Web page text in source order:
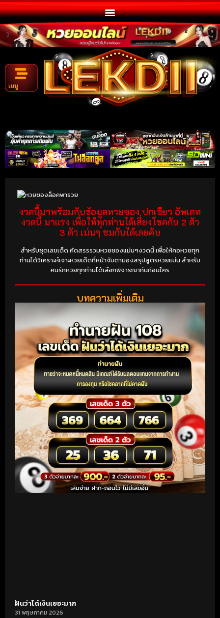
เมนู
งวดนี้มาพร้อมกับข้อมูลหวยซอง ปกเขียว อัพเดท
งวดนี้ มาแรง เพื่อให้ทุกท่านได้เสี่ยงโชคกัน 2 ตัว
3 ตัว เม่นๆ ชมกันได้เลยคับ
สำหรับชุดเลขเด็ด คัดสรรรวมหวยซองแม่นๆงวดนี้ เพื่อให้คอหวยทุก
ท่านได้วิเคราะห์เจาะหวยเด็ดที่หน้าจับตามองสรุปสูตรหวยแม่น สำหรับ
คนรักหวยทุกท่านได้เลือกพิจารณากันก่อนใคร
บทความเพิ่มเติม
ฝันว่าได้เงินเยอะมาก
31 พฤษภาคม 2026